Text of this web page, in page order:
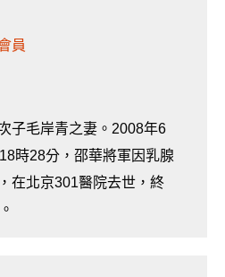
員
子毛岸青之妻。2008年6
時28分，邵華將軍因乳腺
在北京301醫院去世，終